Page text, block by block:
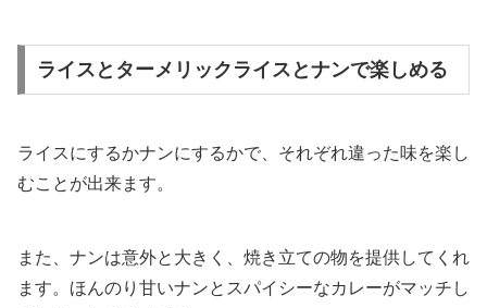
ライスとターメリックライスとナンで楽しめる
ライスにするかナンにするかで、それぞれ違った味を楽し
むことが出来ます。
また、ナンは意外と大きく、焼き立ての物を提供してくれ
ます。ほんのり甘いナンとスパイシーなカレーがマッチし